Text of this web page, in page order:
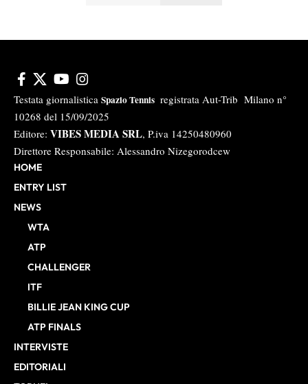
Testata giornalistica Spazio Tennis registrata Aut-Trib Milano n°
10268 del 15/09/2025
Editore: VIBES MEDIA SRL, P.iva 14250480960
Direttore Responsabile: Alessandro Nizegorodcew
HOME
ENTRY LIST
NEWS
WTA
ATP
CHALLENGER
ITF
BILLIE JEAN KING CUP
ATP FINALS
INTERVISTE
EDITORIALI